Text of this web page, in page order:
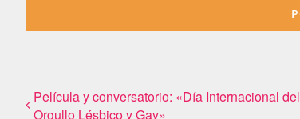
Película y conversatorio: «Día Internacional del
Orgullo Lésbico y Gay»